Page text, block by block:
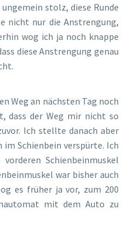
stolz, diese Runde
nicht nur die Anstrengung,
wog ich ja noch knappe
diese Anstrengung genau
Weg an nächsten Tag noch
dass der Weg mir nicht so
Ich stellte danach aber
im Schienbein verspürte. Ich
Schienbeinmuskel
war bisher auch
es früher ja vor, zum 200
mit dem Auto zu